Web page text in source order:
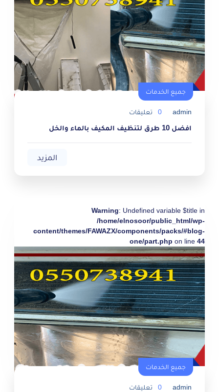
جميع الخدمات
admin
0 تعليقات
افضل 10 طرق لتنظيف المكيف بالماء والخل
المزيد
Warning: Undefined variable $title in
/home/elnosoor/public_html/wp-
content/themes/FAWAZX/components/packs/#blog-
one/part.php on line 44
جميع الخدمات
admin
0 تعليقات
جميع الخدمات